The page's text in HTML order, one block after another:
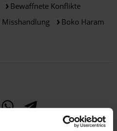
Bewaffnete Konflikte
Misshandlung
Boko Haram